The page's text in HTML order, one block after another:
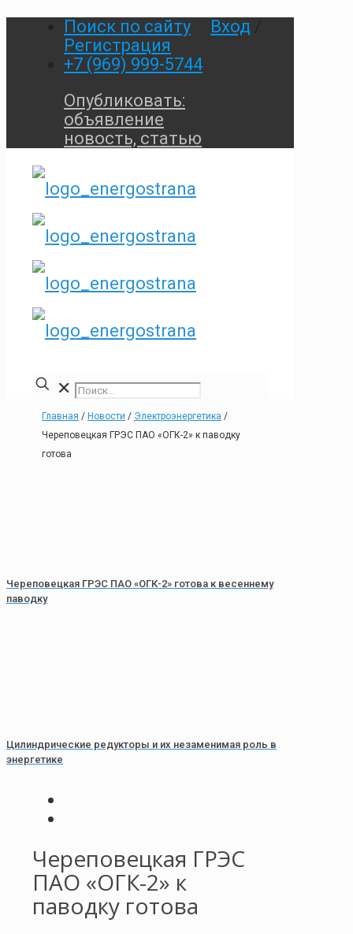
Поиск по сайту Вход
Регистрация
+7 (969) 999-5744
Опубликовать:
объявление
новость, статью
✕
Главная / Новости / Электроэнергетика /
Череповецкая ГРЭС ПАО «ОГК-2» к паводку
готова
Череповецкая ГРЭС ПАО «ОГК-2» готова к весеннему
паводку
Цилиндрические редукторы и их незаменимая роль в
энергетике
Череповецкая ГРЭС
ПАО «ОГК-2» к
паводку готова